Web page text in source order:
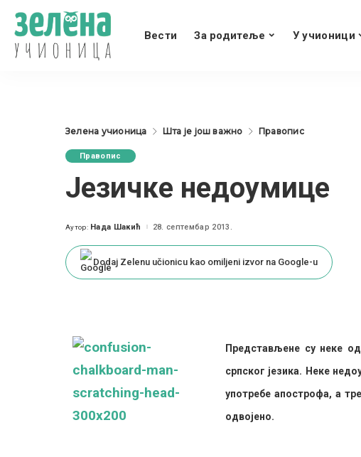
Вести За родитеље У учионици
Зелена учионица Шта је још важно Правопис
Правопис
Језичке недоумице
Posted
Аутор: Нада Шакић 28. септембар 2013.
Dodaj Zelenu učionicu kao omiljeni izvor na Google-u
Представљене су неке
српског језика. Неке
употребе апострофа, а
одвојено.